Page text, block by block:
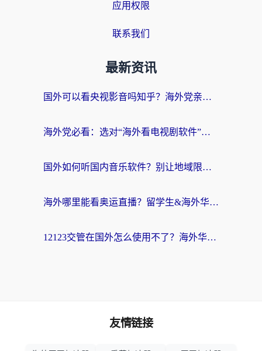
应用权限
联系我们
最新资讯
国外可以看央视影音吗知乎？海外党亲测有效的回国加速方案
海外党必看：选对“海外看电视剧软件”，再也不用愁国内剧刷不了
国外如何听国内音乐软件？别让地域限制，断了你的中文歌单
海外哪里能看奥运直播？留学生&海外华人必看的体育赛事观赛终极指南
12123交管在国外怎么使用不了？海外华人必看的无缝访问国内资源指南
友情链接